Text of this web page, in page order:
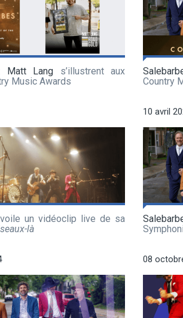
Matt Lang s’illustrent aux
Music Awards
Country
un vidéoclip live de sa
là
10 avril
08